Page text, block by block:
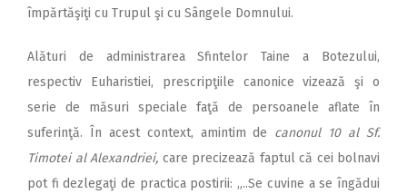
împărtăşiţi cu Trupul şi cu Sângele Domnului.
Alături de administrarea Sfintelor Taine a Botezului,
respectiv Euharistiei, prescripţiile canonice vizează şi o
serie de măsuri speciale faţă de persoanele aflate în
suferinţă. În acest context, amintim de canonul 10 al Sf.
Timotei al Alexandriei, care precizează faptul că cei bolnavi
pot fi dezlegaţi de practica postirii: „..Se cuvine a se îngădui